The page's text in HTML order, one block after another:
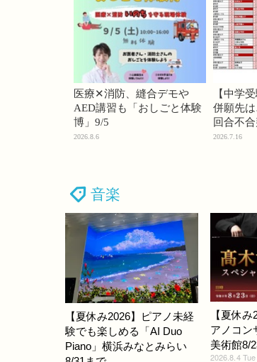
医療✕消防、縫合デモや
AED講習も「おしごと体験
博」9/5
2026.8.6
【中学
併願先
回合不
2026.7.16
音楽
【夏休み2026】ピアノ未経
験でも楽しめる「AI Duo
Piano」横浜みなとみらい
【夏休
アノコ
美術館8/
2026.8.4